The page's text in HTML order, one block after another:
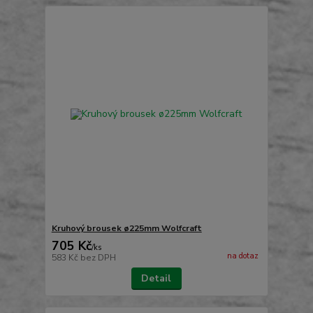
Kruhový brousek ø225mm Wolfcraft
705 Kč/ks
583 Kč bez DPH na dotaz
Detail